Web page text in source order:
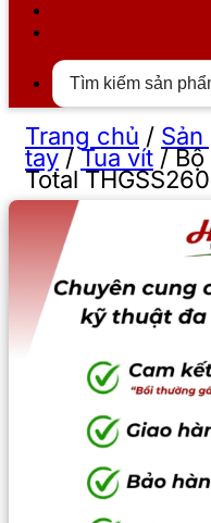
Trang chủ / Sản
tay/Tua vít /
Total